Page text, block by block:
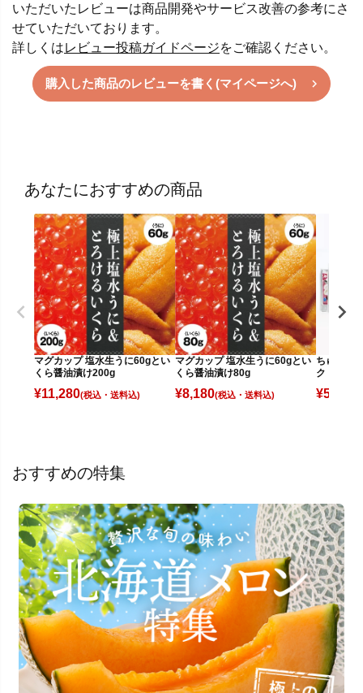
いただいたレビューは商品開発やサービス改善の参考にさ
せていただいております。
詳しくはレビュー投稿ガイドページをご確認ください。
購入した商品のレビューを書く(マイページへ)
あなたにおすすめの商品
マグカップ 塩水生うに60gとい
くら醤油漬け200g
¥11,280(税込)
マグカップ 塩水生うに60gとい
くら醤油漬け80g
¥8,180(税込)
ちゅーち
ク・イチ
¥5,700
おすすめの特集